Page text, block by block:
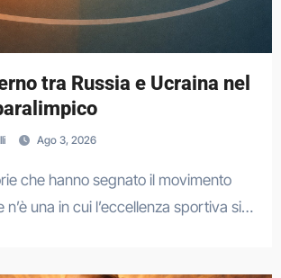
tra Russia e Ucraina nel
Ago 3, 2026
n’è una in cui l’eccellenza sportiva si…